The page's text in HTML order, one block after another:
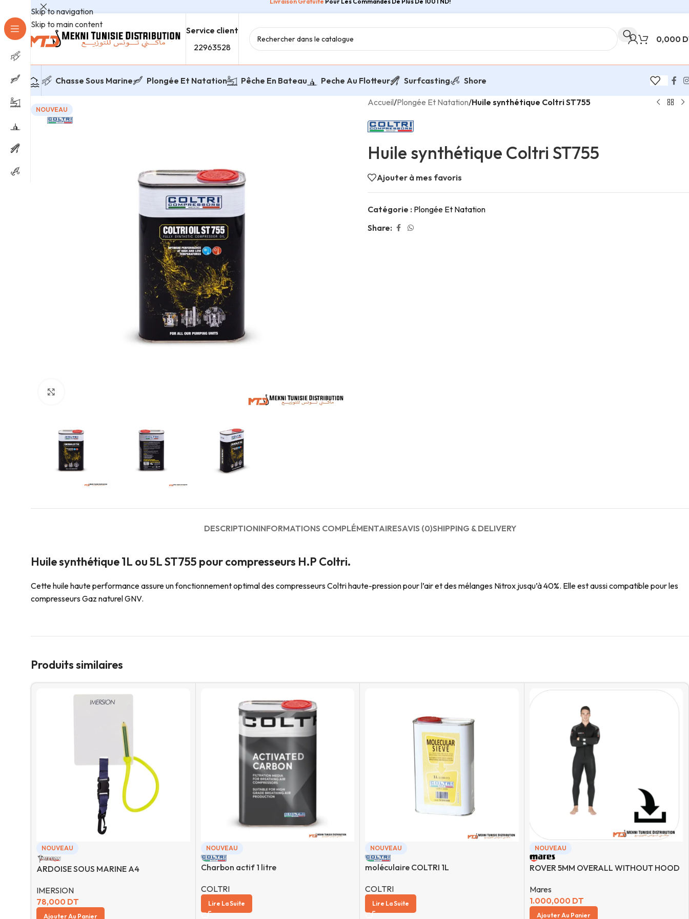
Skip to navigation
Skip to main content
Service client
22963528
0,000
Chasse Sous Marine Plongée Et Natation Pêche En Bateau Peche Au Flotteur Surfcasting Shore
NOUVEAU
Accueil/Plongée Et Natation/Huile synthétique Coltri ST755
Huile synthétique Coltri ST755
Ajouter à mes favoris
Catégorie : Plongée Et Natation
Share:
DESCRIPTIONINFORMATIONS COMPLÉMENTAIRESAVIS (0)SHIPPING & DELIVERY
Huile synthétique 1L ou 5L ST755 pour compresseurs H.P Coltri.
Cette huile haute performance assure un fonctionnement optimal des compresseurs Coltri haute-pression pour l’air et des mélanges Nitrox jusqu’à 40%. Elle est aussi compatible pour les
compresseurs Gaz naturel GNV.
Produits similaires
NOUVEAU
ARDOISE SOUS MARINE A4
IMERSION
78,000 DT
Ajouter Au Panier
NOUVEAU
Charbon actif 1 litre
COLTRI
Lire La Suite
NOUVEAU
moléculaire COLTRI 1L
COLTRI
Lire La Suite
NOUVEAU
ROVER 5MM OVERALL WITHOUT HOOD
Mares
1.000,000 DT
Ajouter Au Panier